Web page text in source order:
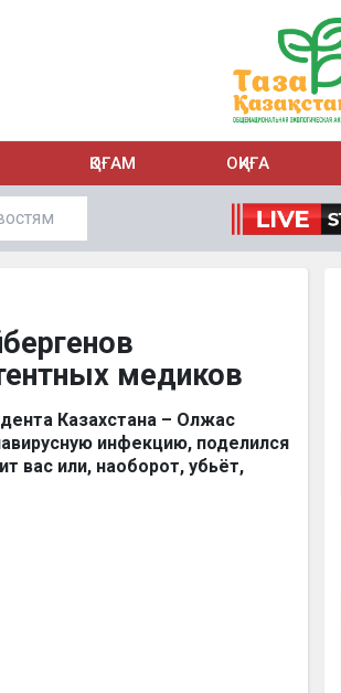
ҚОҒАМ ОҚИҒА
медиков
Казахстана – Олжас
инфекцию, поделился
вас или, наоборот, убьёт,